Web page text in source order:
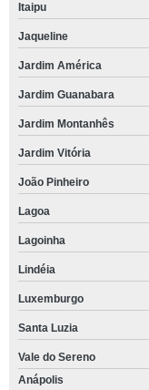
Itaipu
Jaqueline
Jardim América
Jardim Guanabara
Jardim Montanhês
Jardim Vitória
João Pinheiro
Lagoa
Lagoinha
Lindéia
Luxemburgo
Santa Luzia
Vale do Sereno
Anápolis